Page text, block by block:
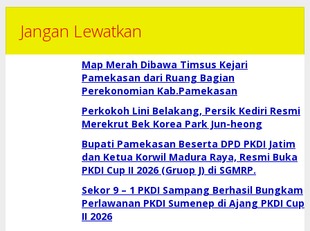
Jangan Lewatkan
Map Merah Dibawa Timsus Kejari
Pamekasan dari Ruang Bagian
Perekonomian Kab.Pamekasan
Perkokoh Lini Belakang, Persik Kediri Resmi
Merekrut Bek Korea Park Jun-heong
Bupati Pamekasan Beserta DPD PKDI Jatim
dan Ketua Korwil Madura Raya, Resmi Buka
PKDI Cup II 2026 (Gruop J) di SGMRP.
Sekor 9 – 1 PKDI Sampang Berhasil Bungkam
Perlawanan PKDI Sumenep di Ajang PKDI Cup
II 2026